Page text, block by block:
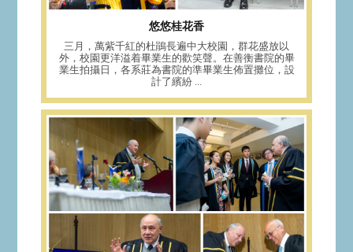
悠悠桂花香
三月，萬紫千紅的杜鵑長遍中大校園，群花盛放以
外，校園更洋溢着畢業生的歡笑聲。在善衡書院的畢
業生拍攝日，各系莊為書院的準畢業生佈置攤位，設
計了繽紛 ...